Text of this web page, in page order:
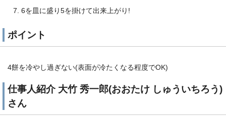
6を皿に盛り5を掛けて出来上がり!
ポイント
4餅を冷やし過ぎない(表面が冷たくなる程度でOK)
仕事人紹介 大竹 秀一郎(おおたけ しゅういちろう)
さん